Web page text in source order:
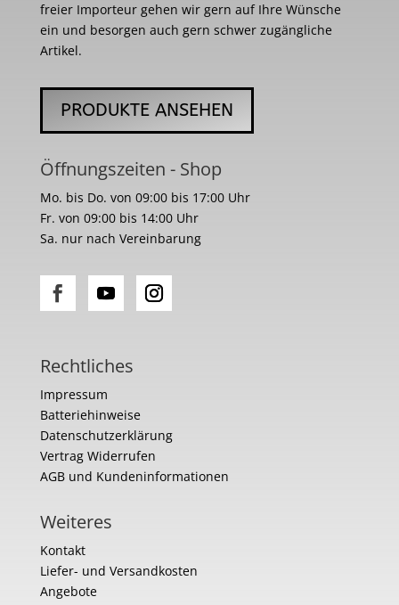
freier Importeur gehen wir gern auf Ihre Wünsche
ein und besorgen auch gern schwer zugängliche
Artikel.
PRODUKTE ANSEHEN
Öffnungszeiten - Shop
Mo. bis Do. von 09:00 bis 17:00 Uhr
Fr. von 09:00 bis 14:00 Uhr
Sa. nur nach Vereinbarung
Rechtliches
Impressum
Batteriehinweise
Datenschutzerklärung
Vertrag Widerrufen
AGB und Kundeninformationen
Weiteres
Kontakt
Liefer- und Versandkosten
Angebote